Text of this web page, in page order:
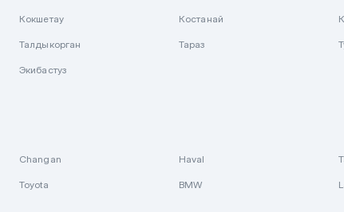
Кокшетау Костанай
Талдыкорган Тараз
Экибастуз
Changan Haval
Toyota BMW